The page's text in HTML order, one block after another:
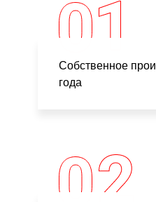
Собственное
года